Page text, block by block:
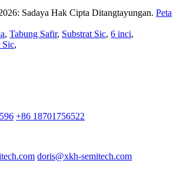
Sadaya Hak Cipta Ditangtayungan. Peta
, Tabung Safir, Substrat Sic, 6 inci,
Sic,
+86 18701756522
doris@xkh-semitech.com